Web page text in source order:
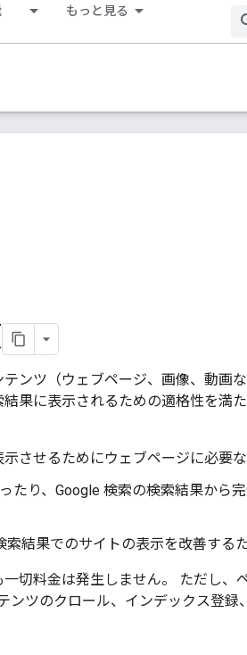
もっと見る
テンツ（ウェブページ、画像、動画
結果に表示されるための適格性を満
させるためにウェブページに必要な
たり、Google 検索の検索結果から
索結果でのサイトの表示を改善する
一切料金は発生しません。 ただし
ンツのクロール、インデックス登